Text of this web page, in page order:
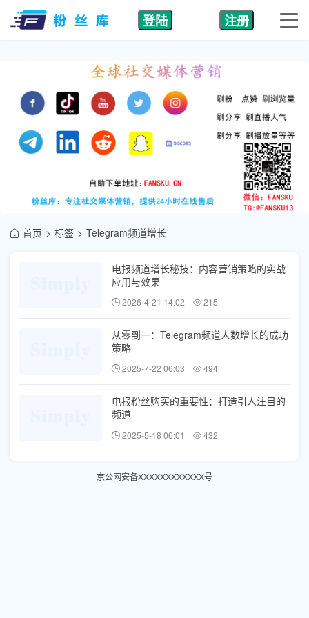
登陆 注册
首页 标签 Telegram频道增长
电报频道增长秘技：内容营销策略的实战
应用与效果
2026-4-21 14:02 215
从零到一：Telegram频道人数增长的成功
策略
2025-7-22 06:03 494
电报粉丝购买的重要性：打造引人注目的
频道
2025-5-18 06:01 432
京公网安备XXXXXXXXXXXX号